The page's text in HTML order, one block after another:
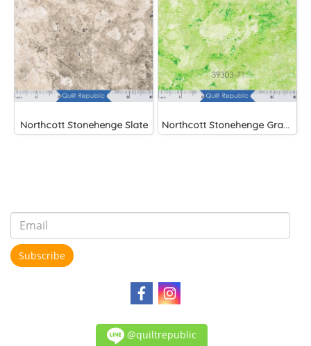
Northcott Stonehenge Slate Northcott Stonehenge Gradations Rain Forest
Subscribe
@quiltrepublic